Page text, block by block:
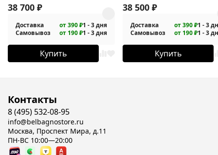
RGB-L подвесная
38 700 ₽
Доставка от 390 ₽1 - 3 дня
Самовывоз
от 190 ₽1 - 3 дня
Купить
подвесная
38 500 ₽
Доставка от 390 ₽1 - 3
Самовывоз
от 190 ₽1 - 3
Купить
Контакты
8 (495) 532-08-95
info@belbagnostore.ru
Москва, Проспект Мира, д.11
ПН-ВС 10:00—20:00